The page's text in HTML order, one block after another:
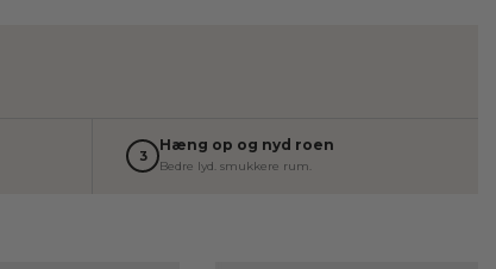
3
Hæng op og nyd roen
Bedre lyd. smukkere rum.